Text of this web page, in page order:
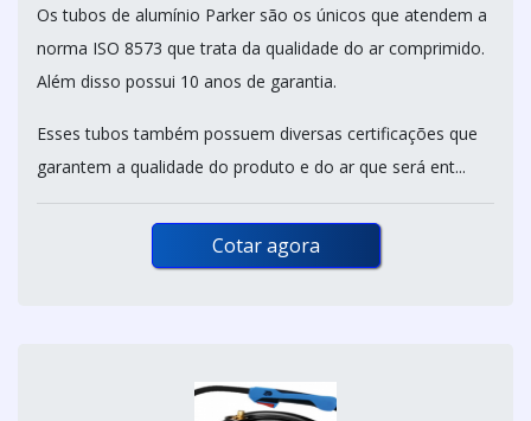
Os tubos de alumínio Parker são os únicos que atendem a
norma ISO 8573 que trata da qualidade do ar comprimido.
Além disso possui 10 anos de garantia.
Esses tubos também possuem diversas certificações que
garantem a qualidade do produto e do ar que será ent...
Cotar agora